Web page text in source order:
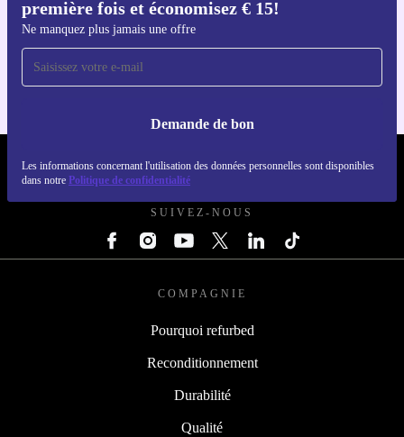
Inscrivez-vous à notre newsletter pour la
première fois et économisez € 15!
Politique de confidentialité
Téléchargez l'application refurbed
Pour iOS et Android
REFURBED BELGIQUE - RETHINK NEW.
SUIVEZ-NOUS
COMPAGNIE
Pourquoi refurbed
Reconditionnement
Durabilité
Qualité